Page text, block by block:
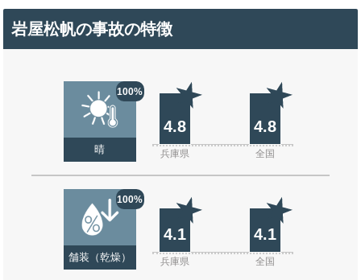
岩屋松帆の事故の特徴
100%
晴
4.8 4.8
兵庫県 全国
100%
舗装（乾燥）
4.1 4.1
兵庫県 全国